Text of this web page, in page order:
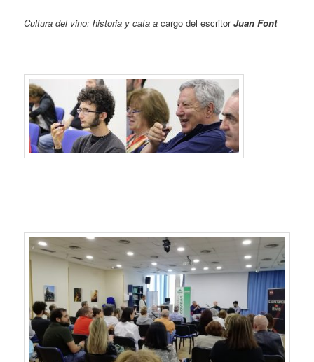
Cultura del vino: historia y cata acargo del escritor Juan Font